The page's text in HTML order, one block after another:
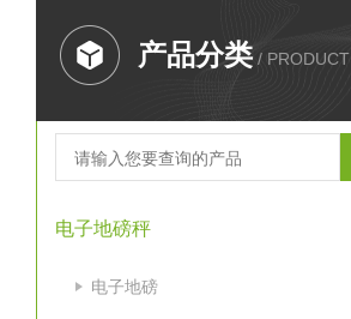
产品分类 / PRODUCT
电子地磅秤
电子地磅